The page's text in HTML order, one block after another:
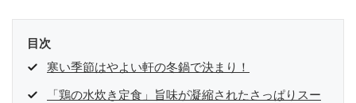
目次
寒い季節はやよい軒の冬鍋で決まり！
「鶏の水炊き定食」旨味が凝縮されたさっぱりスー